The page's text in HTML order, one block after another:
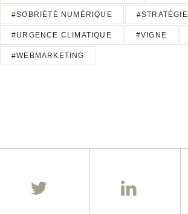
#SOBRIÉTÉ NUMÉRIQUE #STRATÉGIE
#URGENCE CLIMATIQUE #VIGNE
#WEBMARKETING